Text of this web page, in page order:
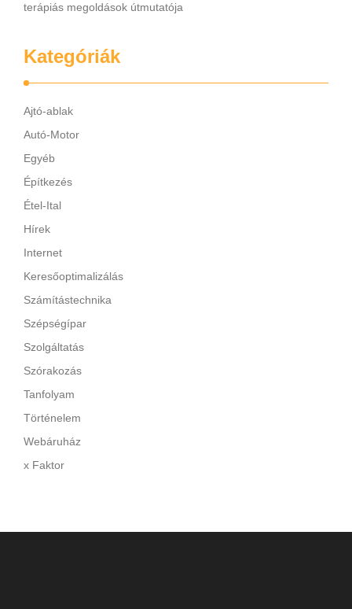
terápiás megoldások útmutatója
Kategóriák
Ajtó-ablak
Autó-Motor
Egyéb
Építkezés
Étel-Ital
Hírek
Internet
Keresőoptimalizálás
Számítástechnika
Szépségípar
Szolgáltatás
Szórakozás
Tanfolyam
Történelem
Webáruház
x Faktor